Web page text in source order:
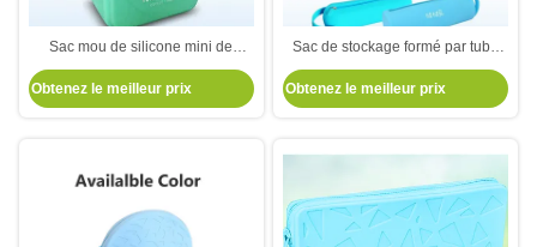
Sac mou de silicone mini de
silicone de portefeuille de sac à
dos de style de sac zéro mignon
et à la mode de stockage
Obtenez le meilleur prix
Sac de stockage formé par tube
de stylo de sac de stockage des
cosmétiques des petites femmes
circulaires de silicone
Obtenez le meilleur prix